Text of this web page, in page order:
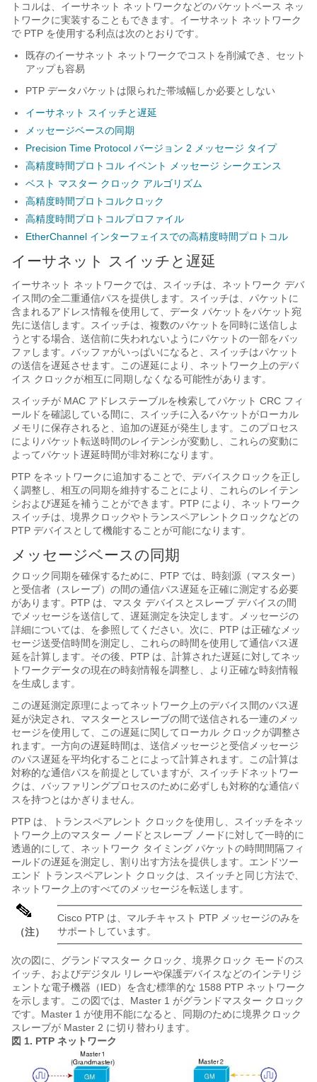
トコルは、イーサネット ネットワークなどのパケットベース ネッ
トワークに実装することもできます。イーサネット ネットワーク
で PTP を使用する利点は次のとおりです。
既存のイーサネット ネットワークでコストを削減でき、セット
アップも容易
PTP データパケットは限られた帯域幅しか必要としない
イーサネット スイッチと遅延
メッセージベースの同期
Precision Time Protocol バージョン 2 メッセージ タイプ
高精度時間プロトコル イベント メッセージ シークエンス
ベスト マスター クロック アルゴリズム
高精度時間プロトコルクロック
高精度時間プロトコルプロファイル
EtherChannel インターフェイスでの高精度時間プロトコル
イーサネット スイッチと遅延
イーサネット ネットワークでは、スイッチは、ネットワーク デバ
イス間の全二重通信パスを提供します。スイッチは、パケットに
含まれるアドレス情報を使用して、データ パケットをパケット宛
先に送信します。スイッチは、複数のパケットを同時に送信しよ
うとする場合、送信前に失われないようにパケットの一部をバッ
ファします。バッファがいっぱいになると、スイッチはパケット
の送信を遅延させます。この遅延により、ネットワーク上のデバ
イス クロックが相互に同期しなくなる可能性があります。
スイッチが MAC アドレステーブルを検索してパケット CRC フィ
ールドを確認している間に、スイッチに入るパケットがローカル
メモリに保存されると、追加の遅延が発生します。このプロセス
によりパケット転送時間のレイテンシが変動し、これらの変動に
よってパケット遅延時間が非対称になります。
PTP をネットワークに追加することで、デバイスクロックを正し
く調整し、相互の同期を維持することにより、これらのレイテン
シおよび遅延を補うことができます。PTP により、ネットワーク
スイッチは、境界クロックやトランスペアレントクロックなどの
PTP デバイスとして機能することが可能になります。
メッセージベースの同期
クロック同期を確保するために、PTP では、時刻源（マスター）
と受信者（スレーブ）の間の通信パス遅延を正確に測定する必要
があります。PTP は、マスタ デバイスとスレーブ デバイスの間
でメッセージを送信して、遅延測定を決定します。メッセージの
詳細については、 を参照してください。次に、PTP は正確なメッ
セージ送受信時間を測定し、これらの時間を使用して通信パス遅
延を計算します。その後、PTP は、計算された遅延に対してネッ
トワークデータの現在の時刻情報を調整し、より正確な時刻情報
を生成します。
この遅延測定原理によってネットワーク上のデバイス間のパス遅
延が決定され、マスターとスレーブの間で送信される一連のメッ
セージを使用して、この遅延に関してローカル クロックが調整さ
れます。一方向の遅延時間は、送信メッセージと受信メッセージ
のパス遅延を平均化することによって計算されます。この計算は
対称的な通信パスを前提としていますが、スイッチドネットワー
クは、バッファリングプロセスのために必ずしも対称的な通信パ
スを持つとはかぎりません。
PTP は、トランスペアレント クロックを使用し、スイッチをネッ
トワーク上のマスター ノードとスレーブ ノードに対して一時的に
透過的にして、ネットワーク タイミング パケットの時間間隔フィ
ールドの遅延を測定し、割り出す方法を提供します。エンドツー
エンド トランスペアレント クロックは、スイッチと同じ方法で、
ネットワーク上のすべてのメッセージを転送します。
（注）
Cisco PTP は、マルチキャスト PTP メッセージのみを
サポートしています。
次の図に、グランドマスター クロック、境界クロック モードのス
イッチ、およびデジタル リレーや保護デバイスなどのインテリジ
ェントな電子機器（IED）を含む標準的な 1588 PTP ネットワーク
を示します。この図では、Master 1 がグランドマスター クロック
です。Master 1 が使用不能になると、同期のために境界クロック
スレーブが Master 2 に切り替わります。
図 1. PTP ネットワーク